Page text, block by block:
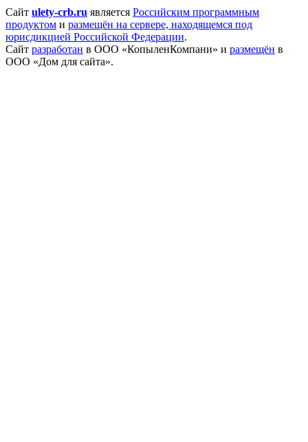
Сайт ulety-crb.ru является Российским программным
продуктом и размещён на сервере, находящемся под
юрисдикцией Российской Федерации.
Сайт разработан в ООО «КопыленКомпани» и размещён в
ООО «Дом для сайта».